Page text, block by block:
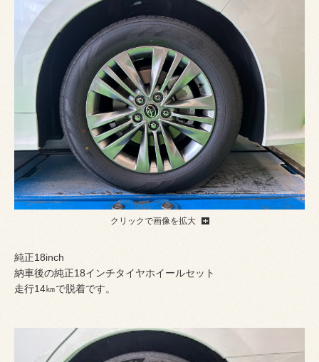
クリックで画像を拡大
純正18inch
納車後の純正18インチタイヤホイールセット
走行14㎞で脱着です。